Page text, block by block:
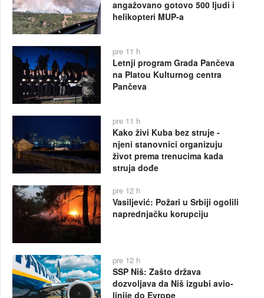
angažovano gotovo 500 ljudi i
helikopteri MUP-a
pre 11 h
Letnji program Grada Pančeva
na Platou Kulturnog centra
Pančeva
pre 11 h
Kako živi Kuba bez struje -
njeni stanovnici organizuju
život prema trenucima kada
struja dođe
pre 12 h
Vasiljević: Požari u Srbiji ogolili
naprednjačku korupciju
pre 12 h
SSP Niš: Zašto država
dozvoljava da Niš izgubi avio-
linije do Evrope